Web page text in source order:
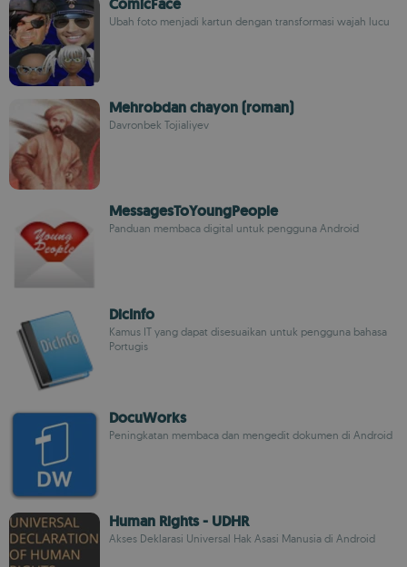
ComicFace
Ubah foto menjadi kartun dengan transformasi wajah lucu
Mehrobdan chayon (roman)
Davronbek Tojialiyev
MessagesToYoungPeople
Panduan membaca digital untuk pengguna Android
DicInfo
Kamus IT yang dapat disesuaikan untuk pengguna bahasa
Portugis
DocuWorks
Peningkatan membaca dan mengedit dokumen di Android
Human Rights - UDHR
Akses Deklarasi Universal Hak Asasi Manusia di Android